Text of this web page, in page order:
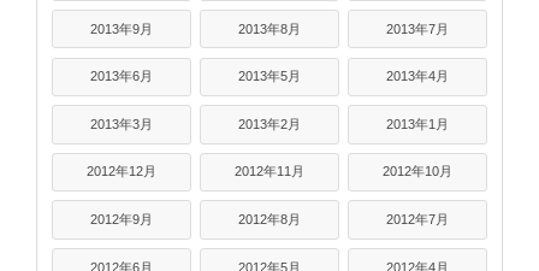
2013年9月 2013年8月 2013年7月
2013年6月 2013年5月 2013年4月
2013年3月 2013年2月 2013年1月
2012年12月 2012年11月 2012年10月
2012年9月 2012年8月 2012年7月
2012年6月 2012年5月 2012年4月